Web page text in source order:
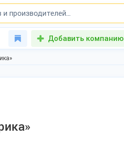
Добавить компанию